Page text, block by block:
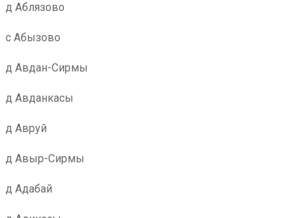
д Аблязово
с Абызово
д Авдан-Сирмы
д Авданкасы
д Авруй
д Авыр-Сирмы
д Адабай